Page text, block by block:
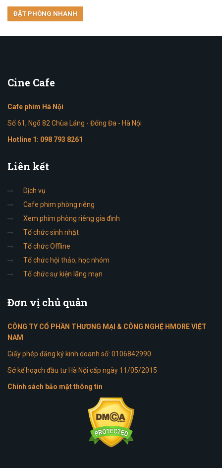
Cine Cafe
Cafe phim Hà Nội
Số 61, Ngõ 82 Chùa Láng - Đống Đa - Hà Nội
Hotline 1: 098 793 8261
Liên kết
Dịch vụ
Cafe phim phòng riêng
Xem phim phòng riêng gia đình
Tổ chức sinh nhật
Tổ chức Offline
Tổ chức hội thảo, học nhóm
Tổ chức sự kiện lãng mạn
Đơn vị chủ quản
CÔNG TY CỔ PHẦN THƯƠNG MẠI & CÔNG NGHỆ HMORE VIỆT
NAM
Giấy phép đăng ký kinh doanh số: 0106842990
Sở kế hoạch đầu tư Hà Nội cấp ngày 11/05/2015
Chính sách bảo mật thông tin